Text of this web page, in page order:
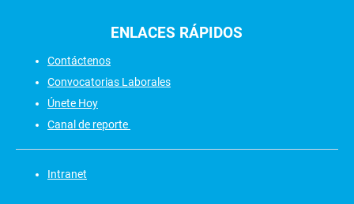
ENLACES RÁPIDOS
Contáctenos
Convocatorias Laborales
Únete Hoy
Canal de reporte
Intranet